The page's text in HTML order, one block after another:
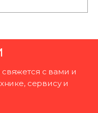
с вами и
сервису и